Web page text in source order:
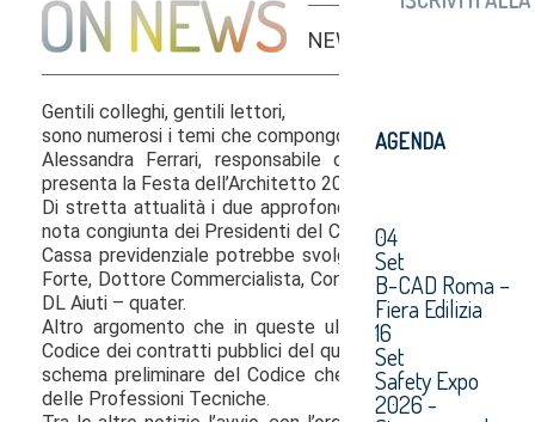
AGENDA
04
Set
B-CAD Roma –
Fiera Edilizia
16
Set
Safety Expo
2026 -